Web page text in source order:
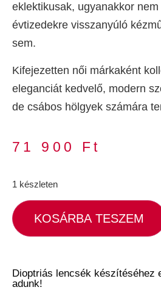
eklektikusak, ugyanakkor
évtizedekre visszanyúló
sem.
Kifejezetten női márkaként
eleganciát kedvelő, modern
de csábos hölgyek számára
71 900 Ft
1 készleten
KOSÁRBA TESZEM
Dioptriás lencsék készítéséhez
adunk!